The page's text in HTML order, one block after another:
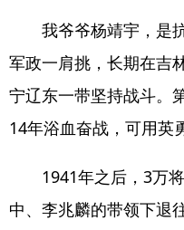
我爷爷杨靖宇，是
军政一肩挑，长期在吉
宁辽东一带坚持战斗。
14年浴血奋战，可用英
1941年之后，3万
中、李兆麟的带领下退